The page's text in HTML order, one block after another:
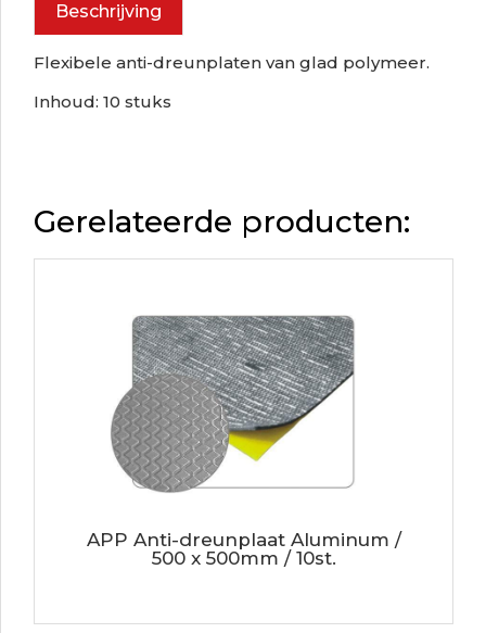
Beschrijving
Flexibele anti-dreunplaten van glad polymeer.
Inhoud: 10 stuks
Gerelateerde producten:
APP Anti-dreunplaat Aluminum /
500 x 500mm / 10st.